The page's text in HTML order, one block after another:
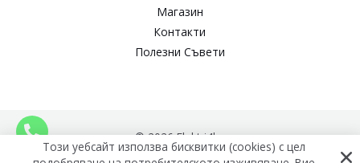
Магазин
Контакти
Полезни Съвети
© 2026 Elektri4ko
Този уебсайт използва бисквитки (cookies) с цел